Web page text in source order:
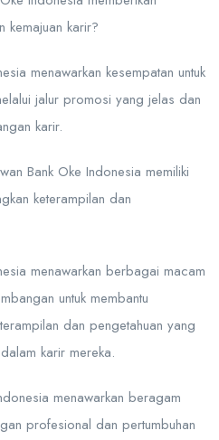
kemajuan karir?
menawarkan kesempatan untuk
jalur promosi yang jelas dan
karir.
Bank Oke Indonesia memiliki
keterampilan dan
menawarkan berbagai macam
untuk membantu
dan pengetahuan yang
karir mereka.
menawarkan beragam
profesional dan pertumbuhan